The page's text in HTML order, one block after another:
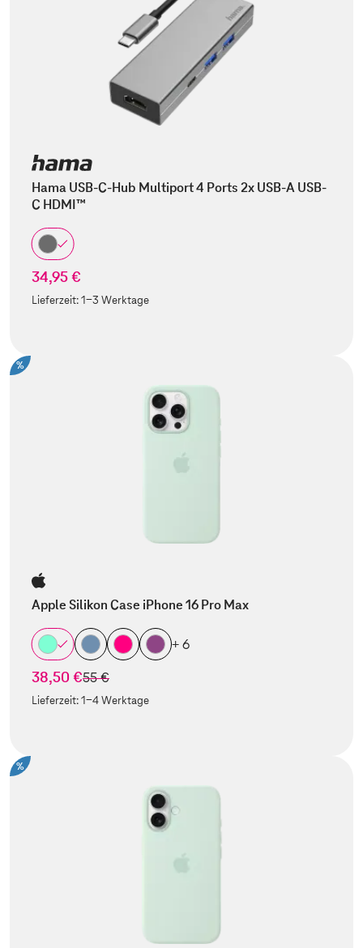
Hama USB-C-Hub Multiport 4 Ports 2x USB-A USB-
C HDMI™
34,95 €
Lieferzeit:1-3 Werktage
%
Apple Silikon Case iPhone 16 Pro Max
+ 6
38,50 €statt
55 €
Lieferzeit:1-4 Werktage
%